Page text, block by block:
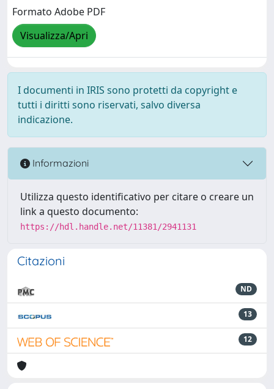
Formato Adobe PDF
Visualizza/Apri
I documenti in IRIS sono protetti da copyright e
tutti i diritti sono riservati, salvo diversa
indicazione.
Informazioni
Utilizza questo identificativo per citare o creare un
link a questo documento:
https://hdl.handle.net/11381/2941131
Citazioni
ND
13
12